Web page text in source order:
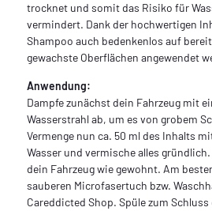
trocknet und somit das Risiko für
vermindert. Dank der hochwertigen
Shampoo auch bedenkenlos auf
gewachste Oberflächen angewendet
Anwendung:
Dampfe zunächst dein Fahrzeug mit
Wasserstrahl ab, um es von grobem
Vermenge nun ca. 50 ml des Inhalts
Wasser und vermische alles
dein Fahrzeug wie gewohnt. Am
sauberen Microfasertuch bzw.
Careddicted Shop. Spüle zum